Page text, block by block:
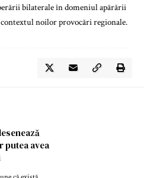
bilaterale în domeniul apărării
noilor provocări regionale.
putea avea